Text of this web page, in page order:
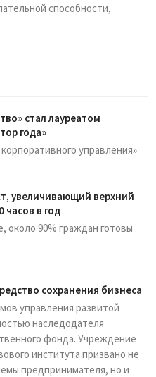
способности,
стал лауреатом
года»
управления»
увеличивающий верхний
часов в год
около 90% граждан готовы
сохранения бизнеса
управления развитой
наследодателя
фонда. Учреждение
института призвано не
предпринимателя, но и